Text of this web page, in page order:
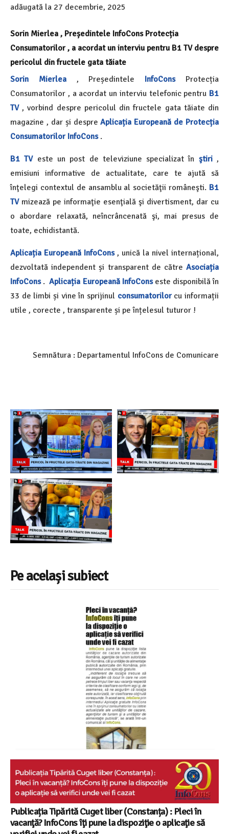
adăugată la 27 decembrie, 2025
Sorin Mierlea , Președintele InfoCons Protecția
Consumatorilor , a acordat un interviu pentru B1 TV despre
pericolul din fructele gata tăiate
Sorin Mierlea
, Președintele InfoConsProtecția
Consumatorilor , a acordat un interviu telefonic pentru B1
TV,vorbind despre pericolul din fructele gata tăiate din
magazine , dar și despre Aplicația Europeană de Protecția
Consumatorilor InfoCons.
B1 TVeste un post de televiziune specializat în ştiri ,
emisiuni informative de actualitate, care te ajută să
înţelegi contextul de ansamblu al societăţii româneşti. B1
TVmizează pe informaţie esenţială şi divertisment, dar cu
o abordare relaxată, neîncrâncenată şi, mai presus de
toate, echidistantă.
Aplicația Europeană InfoCons , unică la nivel internațional,
dezvoltată independent și transparent de către Asociația
InfoCons.Aplicația Europeană InfoCons este disponibilă în
33 de limbi și vine în sprijinul consumatorilor cu informații
utile , corecte , transparente și pe înțelesul tuturor !
Semnătura : Departamentul InfoCons de Comunicare
Pe același subiect
Publicația Tipărită Cuget liber (Constanța) : Pleci în
vacanţă? InfoCons îţi pune la dispoziţie o aplicaţie să